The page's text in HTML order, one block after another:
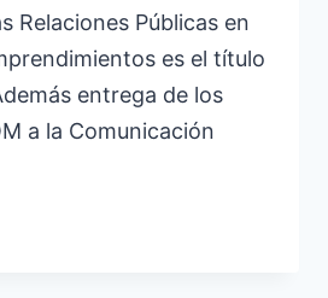
Relaciones Públicas en
es el título
entrega de los
a la Comunicación